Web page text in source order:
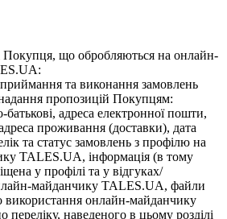
Покупця, що обробляються на онлайн-
приймання та виконання замовлень
пропозицій Покупцям:
батькові, адреса електронної пошти,
проживання (доставки), дата
та статус замовлень з профілю на
TALES.UA, інформація (в тому
у профілі та у відгуках/
майданчику TALES.UA, файли
використання онлайн-майданчику
переліку, наведеного в цьому розділі